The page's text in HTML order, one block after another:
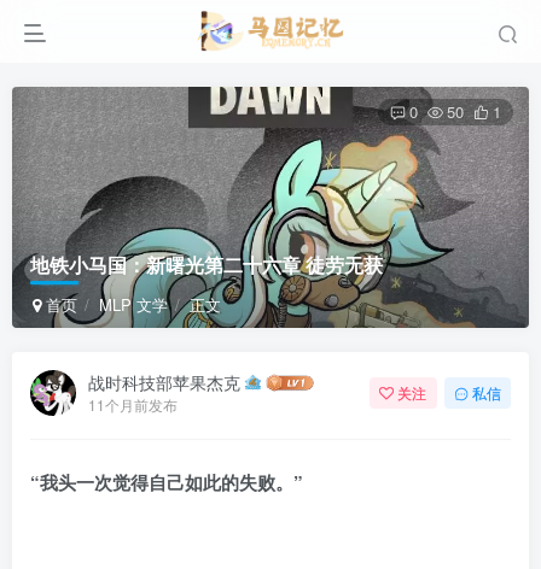
地铁小马国：新曙光第二十六章 徒劳无获
首页 MLP 文学 正文
0 50 1
战时科技部苹果杰克
11个月前发布
关注 私信
“我头一次觉得自己如此的失败。”